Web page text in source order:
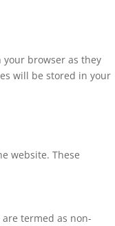
your browser as they
will be stored in your
website. These
termed as non-